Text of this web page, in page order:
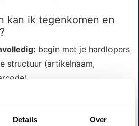
Details Over
kan ik tegenkomen en
begin met je hardlopers
structuur (artikelnaam,
niet direct:
vooraf met een proefbon en